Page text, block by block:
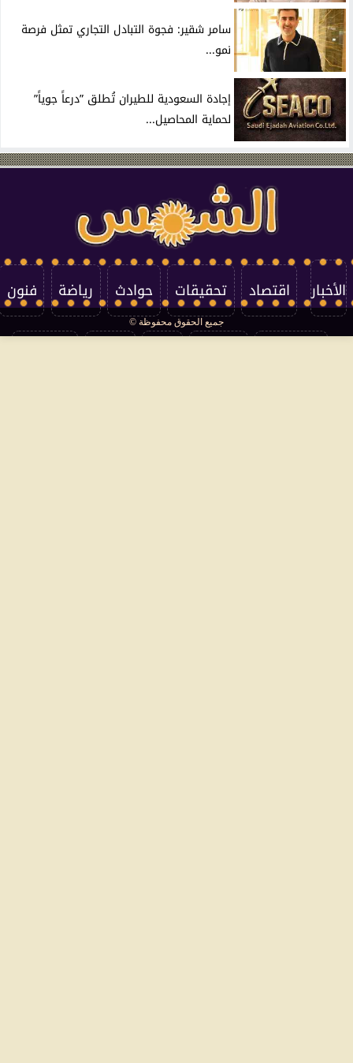
سامر شقير: فجوة التبادل التجاري تمثل فرصة
نمو...
إجادة السعودية للطيران تُطلق ”درعاً جوياً”
لحماية المحاصيل...
الأخبار اقتصاد تحقيقات حوادث رياضة فنون
جميع الحقوق محفوظة ©